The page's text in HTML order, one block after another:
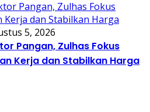
5, 2026
Pangan, Zulhas Fokus
Kerja dan Stabilkan Harga